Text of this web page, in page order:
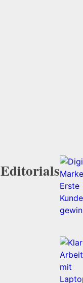
Editorials